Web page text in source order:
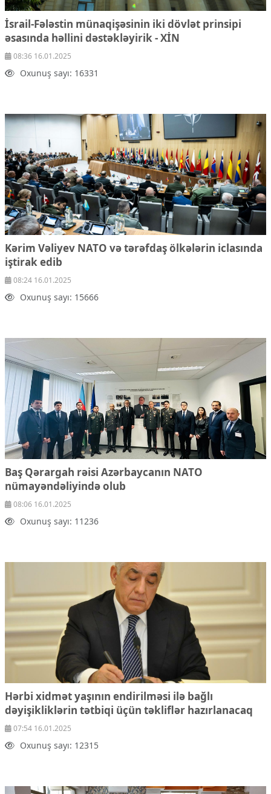
İsrail-Fələstin münaqişəsinin iki dövlət prinsipi
əsasında həllini dəstəkləyirik - XİN
08:36 16.01.2025
Oxunuş sayı: 16331
Kərim Vəliyev NATO və tərəfdaş ölkələrin iclasında
iştirak edib
08:24 16.01.2025
Oxunuş sayı: 15666
Baş Qərargah rəisi Azərbaycanın NATO
nümayəndəliyində olub
08:06 16.01.2025
Oxunuş sayı: 11236
Hərbi xidmət yaşının endirilməsi ilə bağlı
dəyişikliklərin tətbiqi üçün təkliflər hazırlanacaq
07:54 16.01.2025
Oxunuş sayı: 12315